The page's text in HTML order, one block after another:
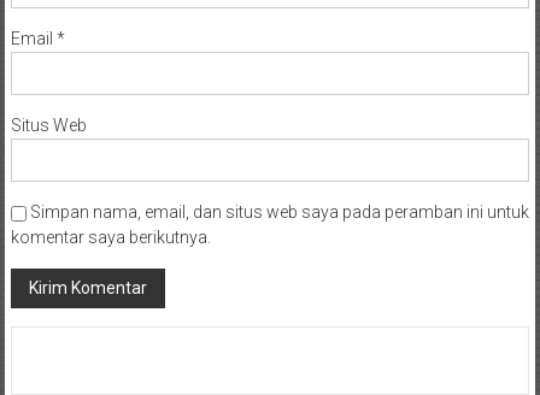
Email *
Situs Web
Simpan nama, email, dan situs web saya pada peramban ini untuk
komentar saya berikutnya.